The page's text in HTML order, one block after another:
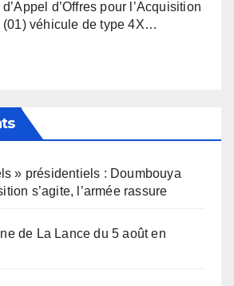
d’Offres pour l’Acquisition
(01) véhicule de type 4X…
» présidentiels : Doumbouya
s’agite, l’armée rassure
de La Lance du 5 août en